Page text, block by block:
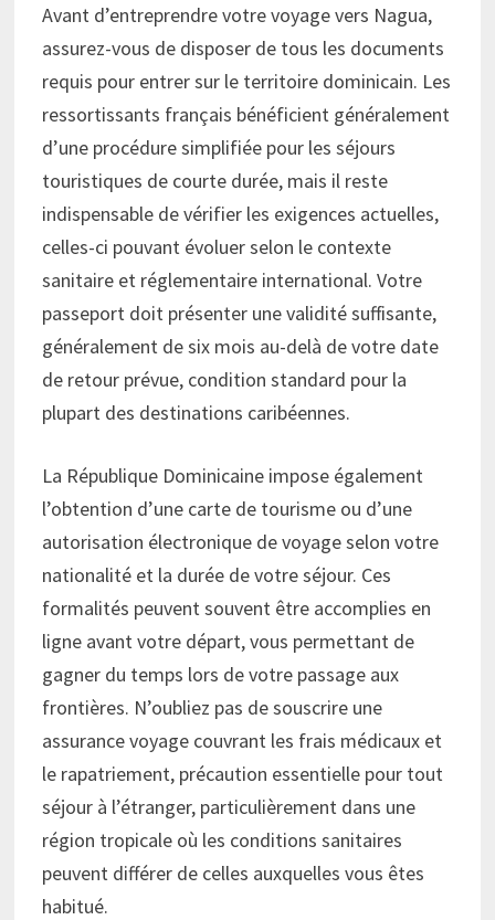
Avant d’entreprendre votre voyage vers Nagua,
assurez-vous de disposer de tous les documents
requis pour entrer sur le territoire dominicain. Les
ressortissants français bénéficient généralement
d’une procédure simplifiée pour les séjours
touristiques de courte durée, mais il reste
indispensable de vérifier les exigences actuelles,
celles-ci pouvant évoluer selon le contexte
sanitaire et réglementaire international. Votre
passeport doit présenter une validité suffisante,
généralement de six mois au-delà de votre date
de retour prévue, condition standard pour la
plupart des destinations caribéennes.
La République Dominicaine impose également
l’obtention d’une carte de tourisme ou d’une
autorisation électronique de voyage selon votre
nationalité et la durée de votre séjour. Ces
formalités peuvent souvent être accomplies en
ligne avant votre départ, vous permettant de
gagner du temps lors de votre passage aux
frontières. N’oubliez pas de souscrire une
assurance voyage couvrant les frais médicaux et
le rapatriement, précaution essentielle pour tout
séjour à l’étranger, particulièrement dans une
région tropicale où les conditions sanitaires
peuvent différer de celles auxquelles vous êtes
habitué.